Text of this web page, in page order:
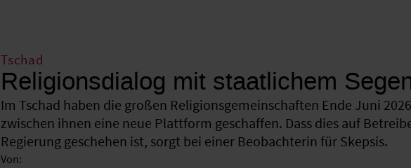
Tschad
Religionsdialog mit staatlichem
Im Tschad haben die großen Religionsgemeinschaften Ende Juni
zwischen ihnen eine neue Plattform geschaffen. Dass dies auf
Regierung geschehen ist, sorgt bei einer Beobachterin für Skepsis.
Von: